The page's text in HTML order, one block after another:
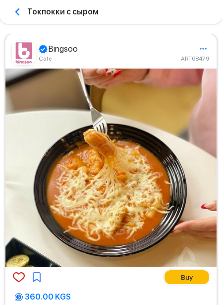
Токпокки с сыром
Bingsoo
Сafe ART68479
Buy
360.00 KGS